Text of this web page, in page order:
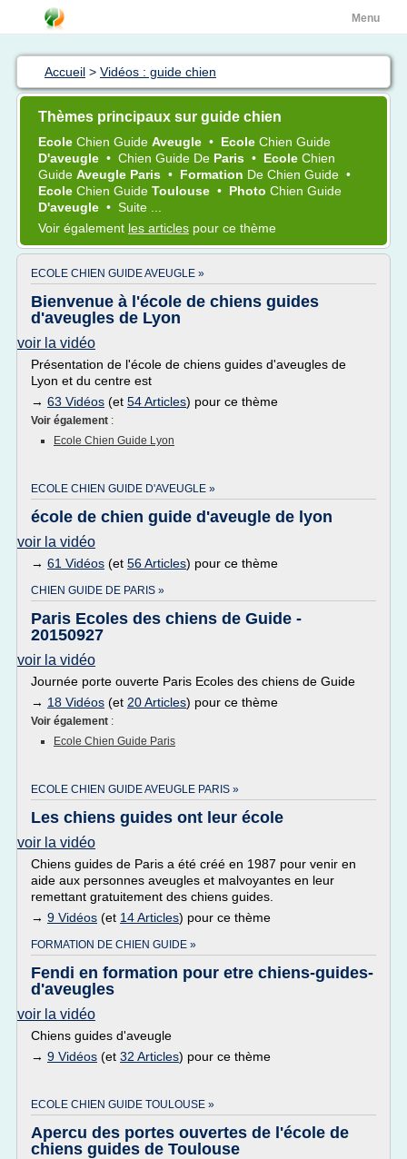
Menu
Accueil > Vidéos : guide chien
Thèmes principaux sur guide chien
Ecole Chien Guide Aveugle • Ecole Chien Guide
D'aveugle • Chien Guide De Paris • Ecole Chien
Guide Aveugle Paris • Formation De Chien Guide •
Ecole Chien Guide Toulouse • Photo Chien Guide
D'aveugle • Suite ...
Voir également les articles pour ce thème
ECOLE CHIEN GUIDE AVEUGLE »
Bienvenue à l'école de chiens guides
d'aveugles de Lyon
voir la vidéo
Présentation de l'école de chiens guides d'aveugles de
Lyon et du centre est
→ 63 Vidéos (et 54 Articles) pour ce thème
Voir également :
Ecole Chien Guide Lyon
ECOLE CHIEN GUIDE D'AVEUGLE »
école de chien guide d'aveugle de lyon
voir la vidéo
→ 61 Vidéos (et 56 Articles) pour ce thème
CHIEN GUIDE DE PARIS »
Paris Ecoles des chiens de Guide -
20150927
voir la vidéo
Journée porte ouverte Paris Ecoles des chiens de Guide
→ 18 Vidéos (et 20 Articles) pour ce thème
Voir également :
Ecole Chien Guide Paris
ECOLE CHIEN GUIDE AVEUGLE PARIS »
Les chiens guides ont leur école
voir la vidéo
Chiens guides de Paris a été créé en 1987 pour venir en
aide aux personnes aveugles et malvoyantes en leur
remettant gratuitement des chiens guides.
→ 9 Vidéos (et 14 Articles) pour ce thème
FORMATION DE CHIEN GUIDE »
Fendi en formation pour etre chiens-guides-
d'aveugles
voir la vidéo
Chiens guides d'aveugle
→ 9 Vidéos (et 32 Articles) pour ce thème
ECOLE CHIEN GUIDE TOULOUSE »
Apercu des portes ouvertes de l'école de
chiens guides de Toulouse